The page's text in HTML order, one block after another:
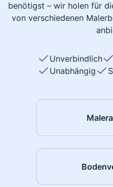
benötigst – wir holen für
von verschiedenen
Unverbindlich
Unabhängig